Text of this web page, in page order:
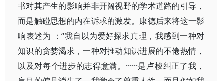
书对其产生的影响并非开阔视野的学术道路的引导，
而是触碰思想的内在诉求的激发。康德后来将这一影
响表述为 ：“我自以为爱好探求真理，我感到一种对
知识的贪婪渴求，一种对推动知识进展的不倦热情，
以及对每个进步的志得意满。······是卢梭纠正了我，